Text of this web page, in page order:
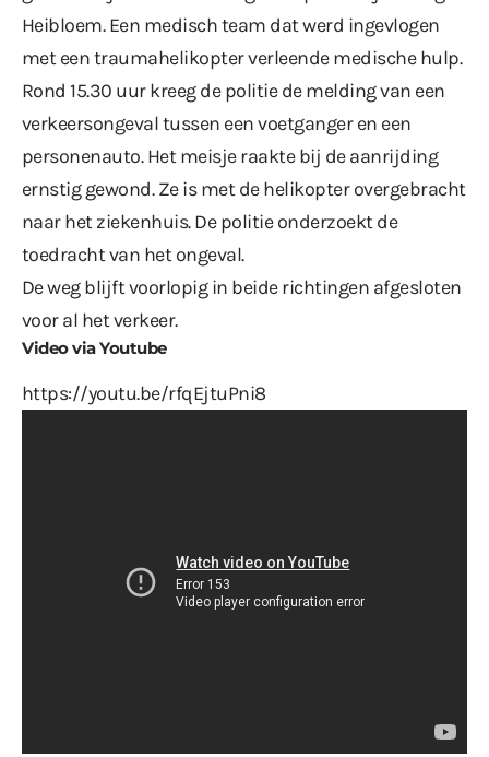
Heibloem. Een medisch team dat werd ingevlogen
met een traumahelikopter verleende medische hulp.
Rond 15.30 uur kreeg de politie de melding van een
verkeersongeval tussen een voetganger en een
personenauto. Het meisje raakte bij de aanrijding
ernstig gewond. Ze is met de helikopter overgebracht
naar het ziekenhuis. De politie onderzoekt de
toedracht van het ongeval.
De weg blijft voorlopig in beide richtingen afgesloten
voor al het verkeer.
Video via Youtube
https://youtu.be/rfqEjtuPni8